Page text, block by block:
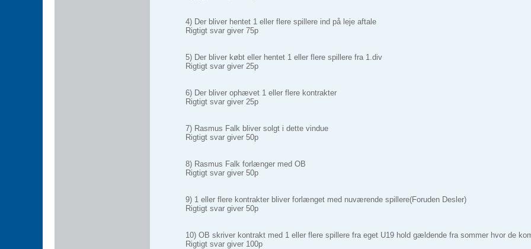
4) Der bliver hentet 1 eller flere spillere ind på leje aftale
Rigtigt svar giver 75p
5) Der bliver købt eller hentet 1 eller flere spillere fra 1.div
Rigtigt svar giver 25p
6) Der bliver ophævet 1 eller flere kontrakter
Rigtigt svar giver 25p
7) Rasmus Falk bliver solgt i dette vindue
Rigtigt svar giver 50p
8) Rasmus Falk forlænger med OB
Rigtigt svar giver 50p
9) 1 eller flere kontrakter bliver forlænget med nuværende spillere(Foruden Desler)
Rigtigt svar giver 50p
10) OB skriver kontrakt med 1 eller flere spillere fra eget U19 hold gældende fra sommer hvor de
Rigtigt svar giver 100p